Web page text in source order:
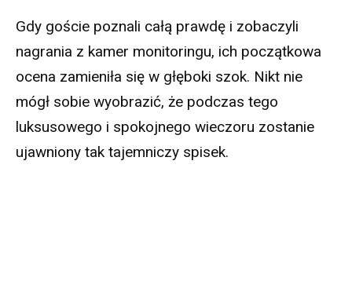
Gdy goście poznali całą prawdę i zobaczyli
nagrania z kamer monitoringu, ich początkowa
ocena zamieniła się w głęboki szok. Nikt nie
mógł sobie wyobrazić, że podczas tego
luksusowego i spokojnego wieczoru zostanie
ujawniony tak tajemniczy spisek.